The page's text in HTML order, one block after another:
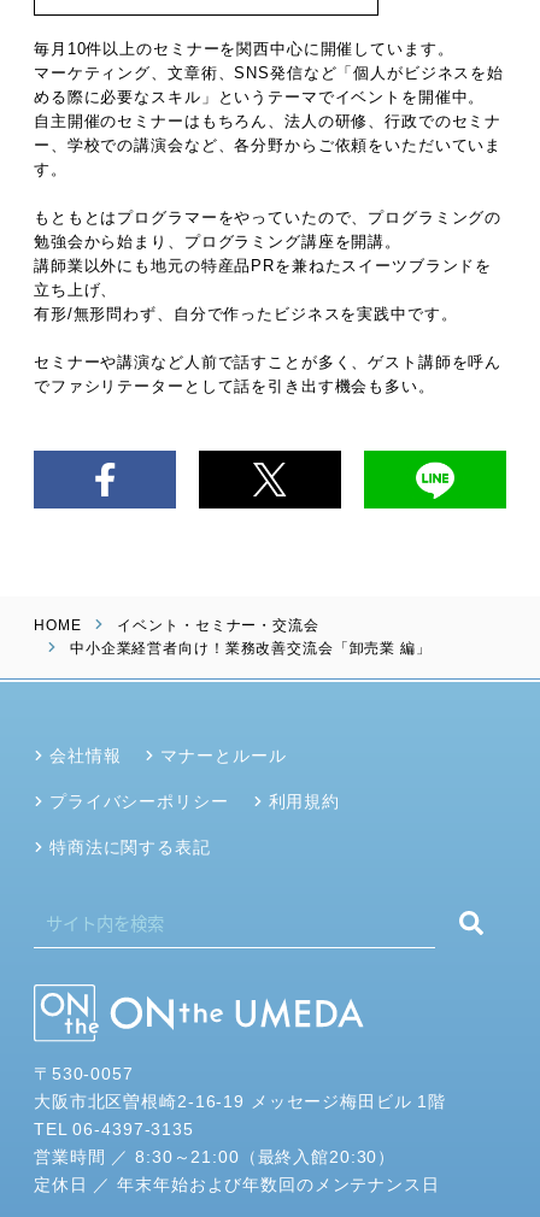
毎月10件以上のセミナーを関西中心に開催しています。
マーケティング、文章術、SNS発信など「個人がビジネスを始
める際に必要なスキル」というテーマでイベントを開催中。
自主開催のセミナーはもちろん、法人の研修、行政でのセミナ
ー、学校での講演会など、各分野からご依頼をいただいていま
す。
もともとはプログラマーをやっていたので、プログラミングの
勉強会から始まり、プログラミング講座を開講。
講師業以外にも地元の特産品PRを兼ねたスイーツブランドを
立ち上げ、
有形/無形問わず、自分で作ったビジネスを実践中です。
セミナーや講演など人前で話すことが多く、ゲスト講師を呼ん
でファシリテーターとして話を引き出す機会も多い。
HOME
イベント・セミナー・交流会
中小企業経営者向け！業務改善交流会「卸売業 編」
〒530-0057
大阪市北区曽根崎2-16-19 メッセージ梅田ビル 1階
TEL 06-4397-3135
営業時間 ／ 8:30～21:00（最終入館20:30）
定休日 ／ 年末年始および年数回のメンテナンス日
会社情報 マナーとルール
プライバシーポリシー 利用規約
特商法に関する表記